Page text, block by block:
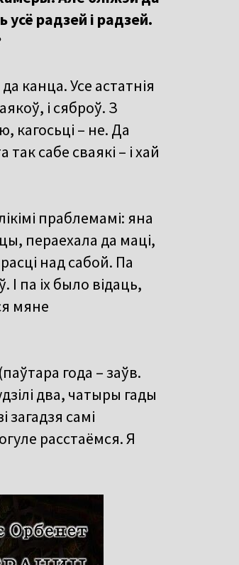
усё радзей і радзей.
канца. Усе астатнія
і сяброў. З
кагосьці – не. Да
сабе сваякі – і хай
праблемамі: яна
пераехала да маці,
над сабой. Па
па іх было відаць,
мяне
года – заўв.
два, чатыры гады
самі
расстаёмся. Я